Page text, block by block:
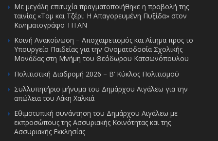
Με μεγάλη επιτυχία πραγματοποιήθηκε η προβολή της
ταινίας «Τομ και Τζέρι: Η Απαγορευμένη Πυξίδα» στον
Κινηματογράφο ΤΙΤΑΝ
Κοινή Ανακοίνωση – Αποχαιρετισμός και Αίτημα προς το
Υπουργείο Παιδείας για την Ονοματοδοσία Σχολικής
Μονάδας στη Μνήμη του Θεόδωρου Κατσωνόπουλου
Πολιτιστική Διαδρομή 2026 – Β’ Κύκλος Πολιτισμού
Συλλυπητήριο μήνυμα του Δημάρχου Αιγάλεω για την
απώλεια του Λάκη Χαλκιά
Εθιμοτυπική συνάντηση του Δημάρχου Αιγάλεω με
εκπροσώπους της Ασσυριακής Κοινότητας και της
Ασσυριακής Εκκλησίας